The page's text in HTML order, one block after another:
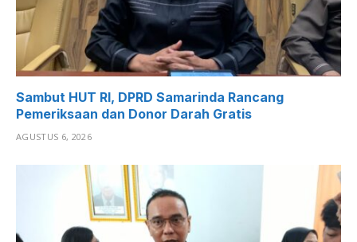
Sambut HUT RI, DPRD Samarinda Rancang
Pemeriksaan dan Donor Darah Gratis
AGUSTUS 6, 2026